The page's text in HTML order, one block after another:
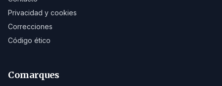
Privacidad y cookies
Correcciones
Código ético
Comarques